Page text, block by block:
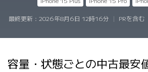
最終更新： 2026年8月6日 12時16分 PRを含む
容量・状態ごとの中古最安